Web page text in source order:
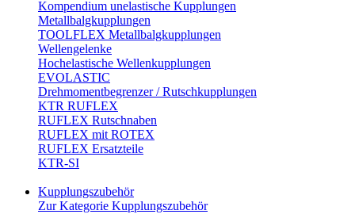
Kompendium unelastische Kupplungen
Metallbalgkupplungen
TOOLFLEX Metallbalgkupplungen
Wellengelenke
Hochelastische Wellenkupplungen
EVOLASTIC
Drehmomentbegrenzer / Rutschkupplungen
KTR RUFLEX
RUFLEX Rutschnaben
RUFLEX mit ROTEX
RUFLEX Ersatzteile
KTR-SI
Kupplungszubehör
Zur Kategorie Kupplungszubehör